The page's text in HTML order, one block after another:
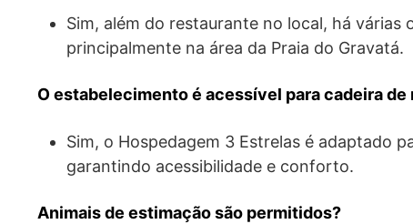
Sim, além do restaurante no local, há
principalmente na área da Praia do Gravatá.
O estabelecimento é acessível para cadeira de
Sim, o Hospedagem 3 Estrelas é adaptado
garantindo acessibilidade e conforto.
Animais de estimação são permitidos?